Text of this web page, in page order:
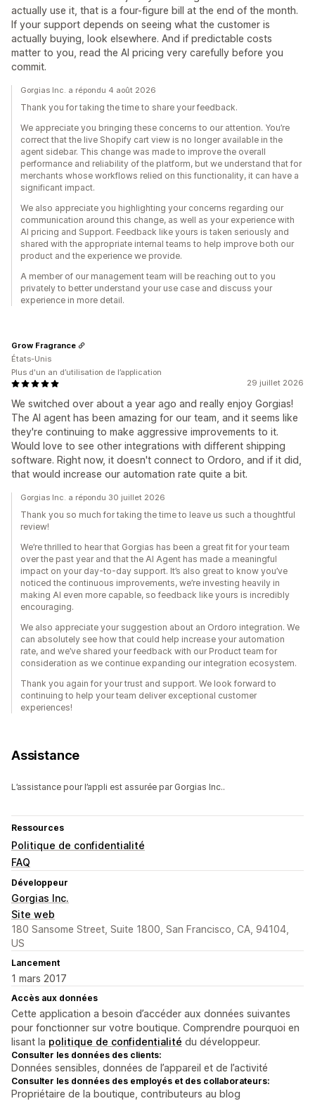
actually use it, that is a four-figure bill at the end of the month.
If your support depends on seeing what the customer is
actually buying, look elsewhere. And if predictable costs
matter to you, read the AI pricing very carefully before you
commit.
Gorgias Inc. a répondu 4 août 2026
Thank you for taking the time to share your feedback.
We appreciate you bringing these concerns to our attention. You’re
correct that the live Shopify cart view is no longer available in the
agent sidebar. This change was made to improve the overall
performance and reliability of the platform, but we understand that for
merchants whose workflows relied on this functionality, it can have a
significant impact.
We also appreciate you highlighting your concerns regarding our
communication around this change, as well as your experience with
AI pricing and Support. Feedback like yours is taken seriously and
shared with the appropriate internal teams to help improve both our
product and the experience we provide.
A member of our management team will be reaching out to you
privately to better understand your use case and discuss your
experience in more detail.
29 juillet 2026
We switched over about a year ago and really enjoy Gorgias!
The AI agent has been amazing for our team, and it seems like
they're continuing to make aggressive improvements to it.
Would love to see other integrations with different shipping
software. Right now, it doesn't connect to Ordoro, and if it did,
that would increase our automation rate quite a bit.
Grow Fragrance
États-Unis
Plus d'un an d’utilisation de l’application
Gorgias Inc. a répondu 30 juillet 2026
Thank you so much for taking the time to leave us such a thoughtful
review!
We’re thrilled to hear that Gorgias has been a great fit for your team
over the past year and that the AI Agent has made a meaningful
impact on your day-to-day support. It’s also great to know you’ve
noticed the continuous improvements, we’re investing heavily in
making AI even more capable, so feedback like yours is incredibly
encouraging.
We also appreciate your suggestion about an Ordoro integration. We
can absolutely see how that could help increase your automation
rate, and we’ve shared your feedback with our Product team for
consideration as we continue expanding our integration ecosystem.
Thank you again for your trust and support. We look forward to
continuing to help your team deliver exceptional customer
experiences!
Assistance
L’assistance pour l’appli est assurée par Gorgias Inc..
Ressources
Politique de confidentialité
FAQ
Développeur
Gorgias Inc.
Site web
180 Sansome Street, Suite 1800, San Francisco, CA, 94104,
US
Lancement
1 mars 2017
Accès aux données
Cette application a besoin d’accéder aux données suivantes
pour fonctionner sur votre boutique. Comprendre pourquoi en
lisant la politique de confidentialité du développeur.
Consulter les données des clients:
Données sensibles, données de l’appareil et de l’activité
Consulter les données des employés et des collaborateurs:
Propriétaire de la boutique, contributeurs au blog